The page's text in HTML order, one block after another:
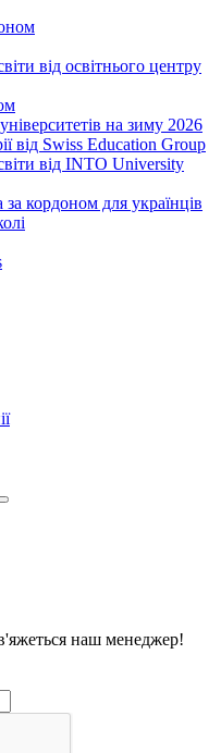
від освітнього центру
на зиму 2026
від Swiss Education Group
від INTO University
кордоном для українців
наш менеджер!